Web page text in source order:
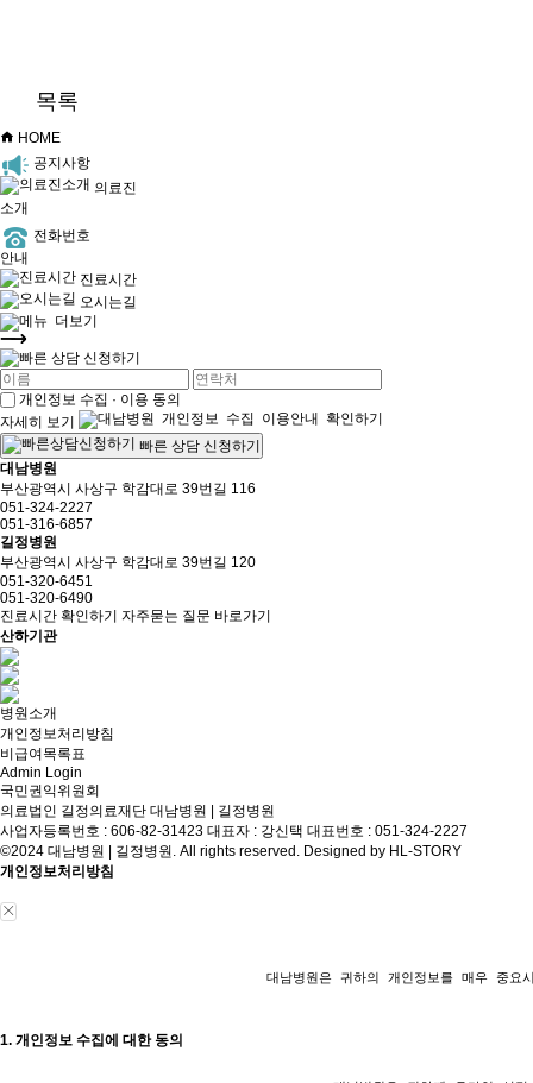
목록
HOME
공지사항
의료진
소개
전화번호
안내
진료시간
오시는길
개인정보 수집 · 이용 동의
자세히 보기
빠른 상담 신청하기
대남병원
부산광역시 사상구 학감대로 39번길 116
051-324-2227
051-316-6857
길정병원
부산광역시 사상구 학감대로 39번길 120
051-320-6451
051-320-6490
진료시간 확인하기 자주묻는 질문 바로가기
산하기관
병원소개
개인정보처리방침
비급여목록표
Admin Login
국민권익위원회
의료법인 길정의료재단 대남병원 | 길정병원
사업자등록번호 : 606-82-31423 대표자 : 강신택 대표번호 : 051-324-2227
©2024 대남병원 | 길정병원. All rights reserved. Designed by HL-STORY
개인정보처리방침
1. 개인정보 수집에 대한 동의